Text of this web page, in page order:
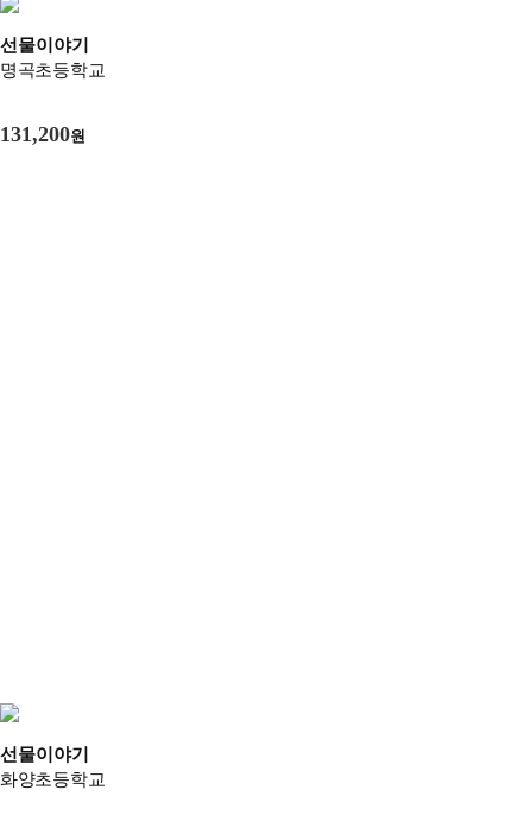
선물이야기
명곡초등학교
131,200원
선물이야기
화양초등학교